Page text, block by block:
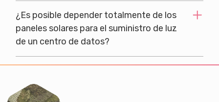
¿Es posible depender totalmente de los
paneles solares para el suministro de luz
de un centro de datos?